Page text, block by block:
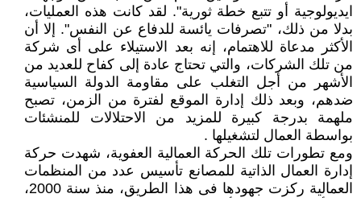
ايديولوجية أو تتبع خطة ثورية". لقد كانت هذه العمليات،
بدلا من ذلك، "تصرفات يائسة للدفاع عن النفس". إلا أن
الأكثر مدعاة للاهتمام، إنه بعد الاستيلاء على أى شركة
من تلك الشركات، والتي تحتاج عادة إلى كفاح للعديد من
الأشهر من أجل التغلب على مقاومة الدولة السياسية
ضدهم، وبعد ذلك إدارة الموقع لفترة من الزمن، تصبح
ملهمة بدرجة كبيرة للمزيد من الاحتلالات للمنشئات
بواسطة العمال لتشغيلها .
ومع تطورات تلك الحركة العمالية العفوية، شهدت حركة
إدارة العمال الذاتية للمصانع تأسيس عدد من المنظمات
العمالية ركزت جهودها فى هذا الطريق، منذ سنة 2000،